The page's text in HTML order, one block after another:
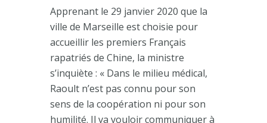
Apprenant le 29 janvier 2020 que la
ville de Marseille est choisie pour
accueillir les premiers Français
rapatriés de Chine, la ministre
s’inquiète : « Dans le milieu médical,
Raoult n’est pas connu pour son
sens de la coopération ni pour son
humilité. Il va vouloir communiquer à